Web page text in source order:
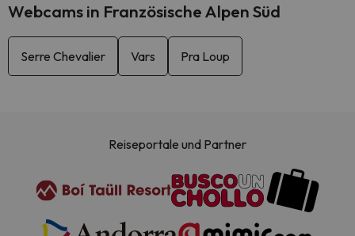
Webcams in Französische Alpen Süd
Serre Chevalier Vars Pra Loup
Reiseportale und Partner